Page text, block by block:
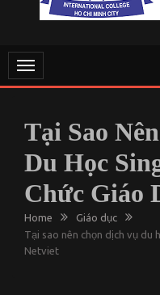
KIẾN THỨC
Toggle
navigation
Tại Sao
Du Học
Chức Giáo
Home
Giáo dục
Tại sao nên chọn dịch vụ du
Netviet